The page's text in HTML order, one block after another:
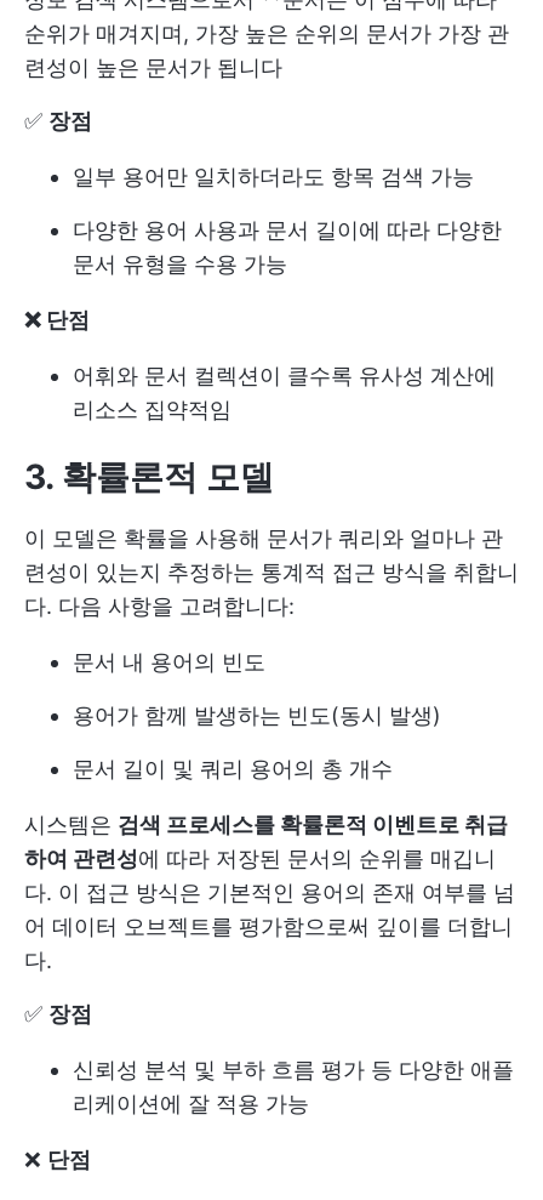
순위가 매겨지며, 가장 높은 순위의 문서가 가장 관
련성이 높은 문서가 됩니다
✅ 장점
일부 용어만 일치하더라도 항목 검색 가능
다양한 용어 사용과 문서 길이에 따라 다양한
문서 유형을 수용 가능
❌ 단점
어휘와 문서 컬렉션이 클수록 유사성 계산에
리소스 집약적임
3. 확률론적 모델
이 모델은 확률을 사용해 문서가 쿼리와 얼마나 관
련성이 있는지 추정하는 통계적 접근 방식을 취합니
다. 다음 사항을 고려합니다:
문서 내 용어의 빈도
용어가 함께 발생하는 빈도(동시 발생)
문서 길이 및 쿼리 용어의 총 개수
시스템은 검색 프로세스를 확률론적 이벤트로 취급
하여 관련성에 따라 저장된 문서의 순위를 매깁니
다. 이 접근 방식은 기본적인 용어의 존재 여부를 넘
어 데이터 오브젝트를 평가함으로써 깊이를 더합니
다.
✅ 장점
신뢰성 분석 및 부하 흐름 평가 등 다양한 애플
리케이션에 잘 적용 가능
❌ 단점